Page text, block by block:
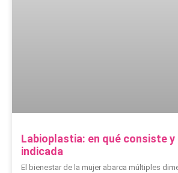
Labioplastia: en qué consiste
indicada
El bienestar de la mujer abarca múltiples